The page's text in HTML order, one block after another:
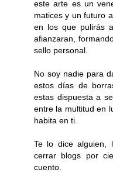
este arte es un
matices y un futuro
en los que pulirás
afianzaran,
sello personal.
No soy nadie para
estos días de
estas dispuesta a
entre la multitud en
habita en ti.
Te lo dice alguien,
cerrar blogs por
cuento.